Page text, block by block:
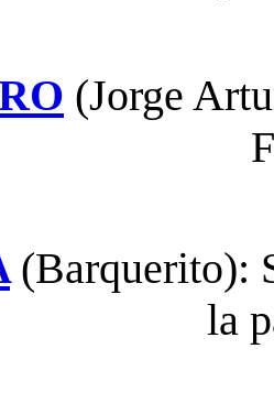
(Jorge
(Barquerito):
la